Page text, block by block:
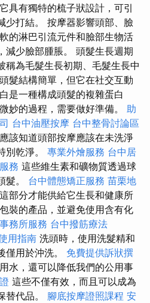
具有獨特的梳子狀設計，可引
少打結。 按摩器影響頭部、臉
的淋巴引流元件和臉部生物活
減少臉部腫脹。 頭髮生長週期
稱為毛髮生長初期、毛髮生長中
髮結構簡單，但它在社交互動
是一種構成頭髮的複雜蛋白
妙的過程，需要做好準備。 助
台中油壓按摩 台中整骨討論區
該知道頭部按摩應該在未洗淨
別乾淨。 專業外燴服務 台中居
務 這些維生素和礦物質透過球
髮。 台中體態矯正服務 苗栗地
部分才能供給它生長和健康所
裝的產品，並避免使用含有化
務所服務 台中撥筋療法
用指南 洗頭時，使用洗髮精和
僅用於沖洗。 免費提供訴狀撰
水，還可以降低我們的公用事
這些不僅有效，而且可以成為
替代品。 腳底按摩證照課程 安